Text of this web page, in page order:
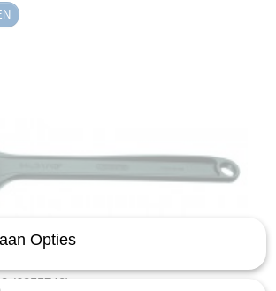
(6255740)
Opties